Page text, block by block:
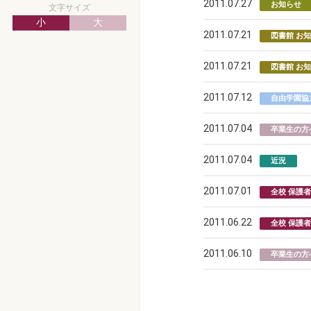
2011.07.27 お知らせ
2011.07.21 図書館 お
2011.07.21 図書館 お
2011.07.12 自由学園
2011.07.04 卒業生の方
2011.07.04 近況
2011.07.01 全校 保護
2011.06.22 全校 保護
2011.06.10 卒業生の方
文字サイズ
小 大